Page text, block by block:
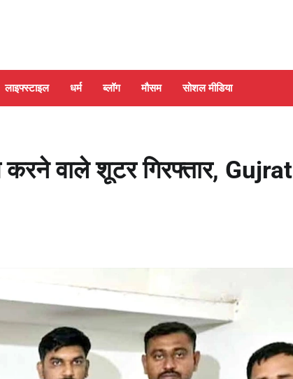
लाइफ्स्टाइल धर्म ब्लॉग मौसम सोशल मीडिया
वाले शूटर गिरफ्तार, Gujrat